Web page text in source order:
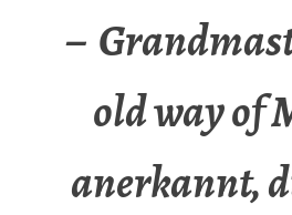
–
old way of
anerkannt,